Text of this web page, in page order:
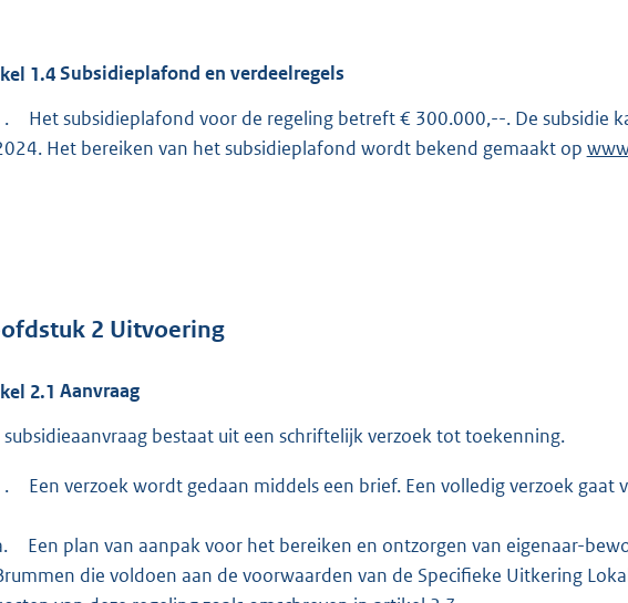
1.4Subsidieplafond en verdeelregels
Het subsidieplafond voor de regeling betreft € 300.000,--. De subsidie
Het bereiken van het subsidieplafond wordt bekend gemaakt op E
:
2 Uitvoering
2.1 Aanvraag
subsidieaanvraag bestaat uit een schriftelijk verzoek tot toekenning.
Een verzoek wordt gedaan middels een brief. Een volledig verzoek gaat
Een plan van aanpak voor het bereiken en ontzorgen van eigenaar-
die voldoen aan de voorwaarden van de Specifieke Uitkering